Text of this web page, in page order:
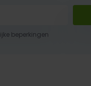
beperkingen